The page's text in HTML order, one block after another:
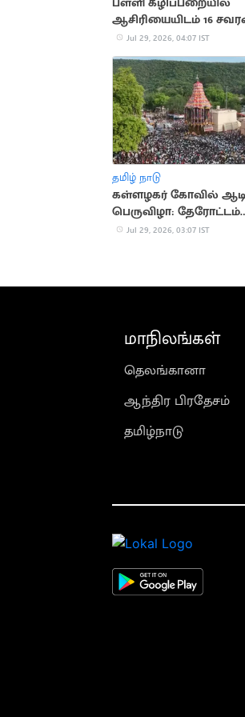
ஆசிரியையிடம் 16
தாலிச் செயின் பறிப்பு!
Jul 29, 2026, 04:07 IST
தமிழ் நாடு
கள்ளழகர் கோவில் ஆடி
பெருவிழா: தேரோட்டம்
கோலாகலம்
Jul 29, 2026, 03:07 IST
மாநிலங்கள்
தெலங்கானா
ஆந்திர பிரதேசம்
தமிழ்நாடு